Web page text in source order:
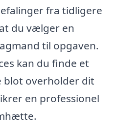
fra tidligere
du vælger en
til opgaven.
kan du finde et
blot overholder dit
en professionel